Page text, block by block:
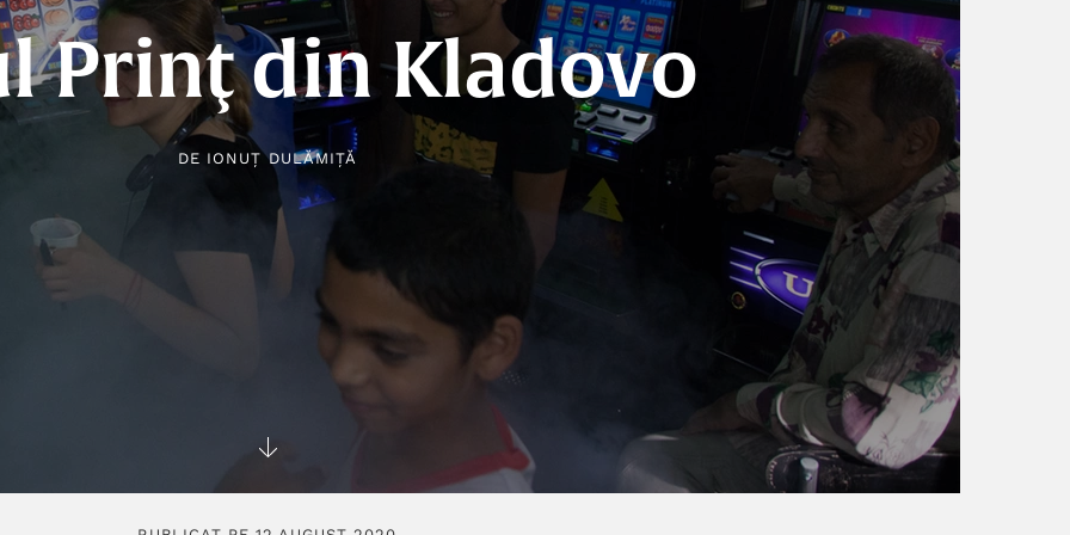
Prinţ din Kladovo
DE IONUȚ DULĂMIȚĂ